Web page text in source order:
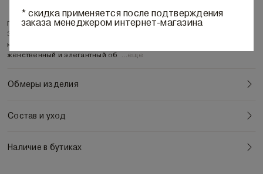
Платье свободного кроя с комфортной мягкой посадкой.
Зауженная линия плеча — актуальный дизайнерский прием кроя,
который фиксирует внимание на изящности шеи и рук, создавая
женственный и элегантный об
...еще
Обмеры изделия
Состав и уход
Наличие в бутиках
* скидка применяется после подтверждения
заказа менеджером интернет-магазина